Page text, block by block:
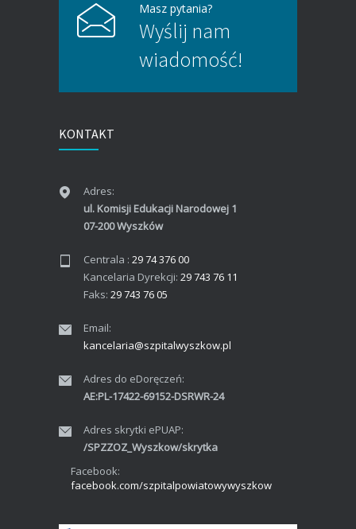
Masz pytania?
Wyślij nam
wiadomość!
KONTAKT
Adres:
ul. Komisji Edukacji Narodowej 1
07-200 Wyszków
Centrala : 29 74 376 00
Kancelaria Dyrekcji: 29 743 76 11
Faks: 29 743 76 05
Email:
kancelaria@szpitalwyszkow.pl
Adres do eDoręczeń:
AE:PL-17422-69152-DSRWR-24
Adres skrytki ePUAP:
/SPZZOZ_Wyszkow/skrytka
Facebook:
facebook.com/szpitalpowiatowywyszkow